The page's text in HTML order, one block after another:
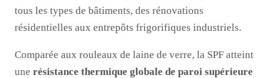
tous les types de bâtiments, des rénovations
résidentielles aux entrepôts frigorifiques industriels.
Comparée aux rouleaux de laine de verre, la SPF atteint
une résistance thermique globale de paroi supérieure